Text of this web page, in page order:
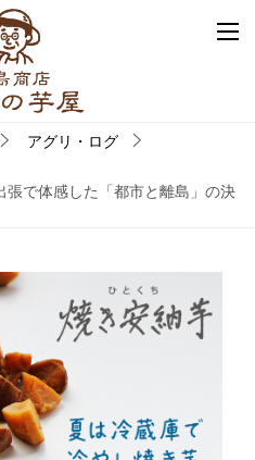
アグリ・ログ
で体感した「都市と離島」の決